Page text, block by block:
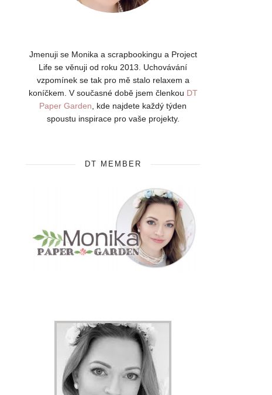
Jmenuji se Monika a scrapbookingu a Project
Life se věnuji od roku 2013. Uchovávání
vzpomínek se tak pro mě stalo relaxem a
koníčkem. V současné době jsem členkou DT
Paper Garden , kde najdete každý týden
spoustu inspirace pro vaše projekty.
DT MEMBER